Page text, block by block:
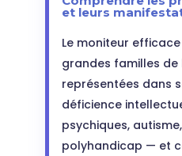
et leurs
Le moniteur
grandes familles de
représentées dans
déficience
psychiques,
polyhandicap — et